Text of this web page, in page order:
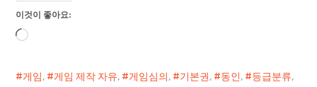
이것이 좋아요:
로
중...
게임, 게임 제작 자유, 게임심의, 기본권, 동인, 등급분류,